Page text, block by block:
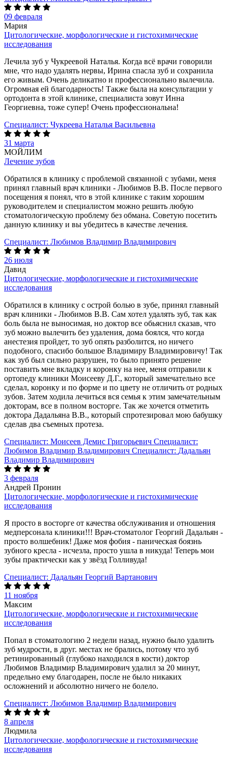
09 февраля
Мария
Цитологические, морфологические и гистохимические
исследования
Лечила зуб у Чукреевой Наталья. Когда всё врачи говорили
мне, что надо удалять нервы, Ирина спасла зуб и сохранила
его живым. Очень деликатно и профессионально вылечила.
Огромная ей благодарность! Также была на консультации у
ортодонта в этой клинике, специалиста зовут Инна
Георгиевна, тоже супер! Очень профессиональна!
Специалист: Чукреева Наталья Васильевна
31 марта
МОЙЛИМ
Лечение зубов
Обратился в клинику с проблемой связанной с зубами, меня
принял главный врач клиники - Любимов В.В. После первого
посещения я понял, что в этой клинике с таким хорошим
руководителем и специалистом можно решить любую
стоматологическую проблему без обмана. Советую посетить
данную клинику и вы убедитесь в качестве лечения.
Специалист: Любимов Владимир Владимирович
26 июля
Давид
Цитологические, морфологические и гистохимические
исследования
Обратился в клинику с острой болью в зубе, принял главный
врач клиники - Любимов В.В. Сам хотел удалять зуб, так как
боль была не выносимая, но доктор все обьяснил сказав, что
зуб можно вылечить без удаления, дома боялся, что когда
анестезия пройдет, то зуб опять разболится, но ничего
подобного, спасибо большое Владимиру Владимировичу! Так
как зуб был сильно разрушен, то было принято решение
поставить мне вкладку и коронку на нее, меня отправили к
ортопеду клиники Моисееву Д.Г., который замечательно все
сделал, коронку и по форме и по цвету не отличить от родных
зубов. Затем ходила лечиться вся семья к этим замечательным
докторам, все в полном восторге. Так же хочется отметить
доктора Дадальяна В.В., который спротезировал мою бабушку
сделав два съемных протеза.
Специалист: Моисеев Демис Григорьевич Специалист:
Любимов Владимир Владимирович Специалист: Дадальян
Владимир Владимирович
3 февраля
Андрей Пронин
Цитологические, морфологические и гистохимические
исследования
Я просто в восторге от качества обслуживания и отношения
медперсонала клиники!!! Врач-стоматолог Георгий Дадальян -
просто волшебник! Даже моя фобия - паническая боязнь
зубного кресла - исчезла, просто ушла в никуда! Теперь мои
зубы практически как у звёзд Голливуда!
Специалист: Дадальян Георгий Вартанович
11 ноября
Максим
Цитологические, морфологические и гистохимические
исследования
Попал в стоматологию 2 недели назад, нужно было удалить
зуб мудрости, в друг. местах не брались, потому что зуб
ретинированный (глубоко находился в кости) доктор
Любимов Владимир Владимирович удалил за 20 минут,
предельно ему благодарен, после не было никаких
осложнений и абсолютно ничего не болело.
Специалист: Любимов Владимир Владимирович
8 апреля
Людмила
Цитологические, морфологические и гистохимические
исследования